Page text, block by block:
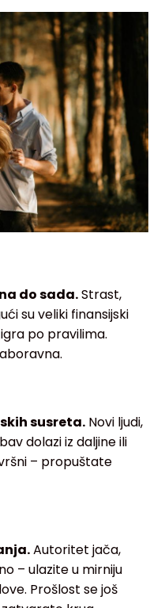
do sada.Strast,
su veliki finansijski
po pravilima.
susreta. Novi ljudi,
dolazi iz daljine ili
– propuštate
Autoritet jača,
– ulazite u mirniju
Prošlost se još